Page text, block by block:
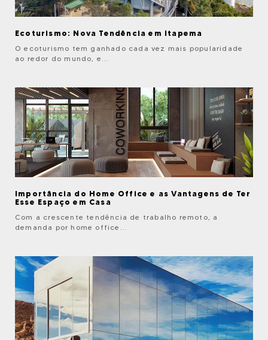
Ecoturismo: Nova Tendência em Itapema
O ecoturismo tem ganhado cada vez mais popularidade
ao redor do mundo, e...
Importância do Home Office e as Vantagens de Ter
Esse Espaço em Casa
Com a crescente tendência de trabalho remoto, a
demanda por home office...